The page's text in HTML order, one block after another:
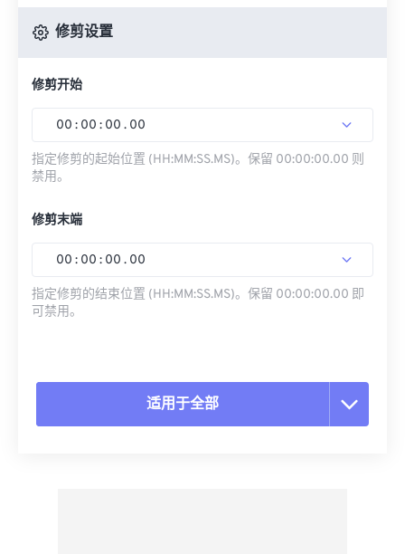
修剪设置
修剪开始
00 : 00 : 00 . 00
指定修剪的起始位置 (HH:MM:SS.MS)。保留 00:00:00.00 则
禁用。
修剪末端
00 : 00 : 00 . 00
指定修剪的结束位置 (HH:MM:SS.MS)。保留 00:00:00.00 即
可禁用。
适用于全部